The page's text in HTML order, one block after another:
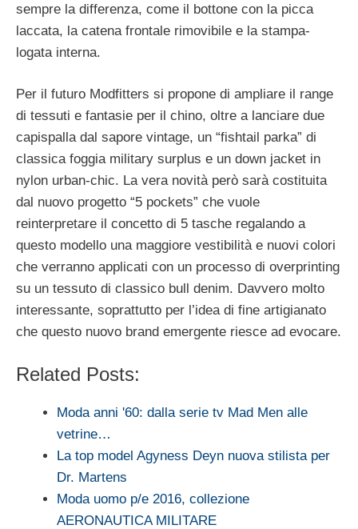
sempre la differenza, come il bottone con la picca
laccata, la catena frontale rimovibile e la stampa-
logata interna.
Per il futuro Modfitters si propone di ampliare il range
di tessuti e fantasie per il chino, oltre a lanciare due
capispalla dal sapore vintage, un “fishtail parka” di
classica foggia military surplus e un down jacket in
nylon urban-chic. La vera novità però sarà costituita
dal nuovo progetto “5 pockets” che vuole
reinterpretare il concetto di 5 tasche regalando a
questo modello una maggiore vestibilità e nuovi colori
che verranno applicati con un processo di overprinting
su un tessuto di classico bull denim. Davvero molto
interessante, soprattutto per l’idea di fine artigianato
che questo nuovo brand emergente riesce ad evocare.
Related Posts:
Moda anni '60: dalla serie tv Mad Men alle
vetrine…
La top model Agyness Deyn nuova stilista per
Dr. Martens
Moda uomo p/e 2016, collezione
AERONAUTICA MILITARE